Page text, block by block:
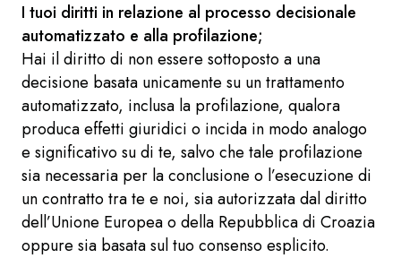
I tuoi diritti in relazione al processo decisionale
automatizzato e alla profilazione;
Hai il diritto di non essere sottoposto a una
decisione basata unicamente su un trattamento
automatizzato, inclusa la profilazione, qualora
produca effetti giuridici o incida in modo analogo
e significativo su di te, salvo che tale profilazione
sia necessaria per la conclusione o l’esecuzione di
un contratto tra te e noi, sia autorizzata dal diritto
dell’Unione Europea o della Repubblica di Croazia
oppure sia basata sul tuo consenso esplicito.